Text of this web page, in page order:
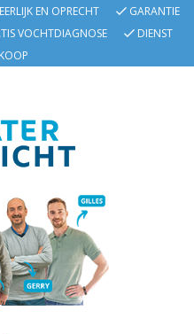
EERLIJK EN OPRECHT
GARANTIE
VOCHTDIAGNOSE
DIENST